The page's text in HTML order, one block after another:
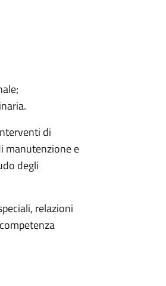
di
manutenzione e
degli
relazioni